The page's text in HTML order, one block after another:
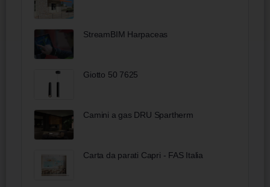
StreamBIM Harpaceas
Giotto 50 7625
Camini a gas DRU Spartherm
Carta da parati Capri - FAS Italia